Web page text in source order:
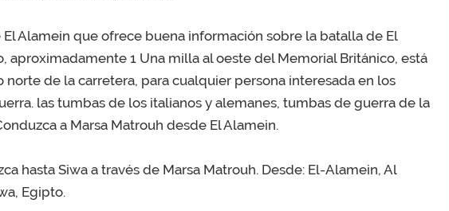
Alamein que ofrece buena información sobre la batalla de El
aproximadamente 1 Una milla al oeste del Memorial Británico, está
norte de la carretera, para cualquier persona interesada en los
las tumbas de los italianos y alemanes, tumbas de guerra de la
a Marsa Matrouh desde El Alamein.
hasta Siwa a través de Marsa Matrouh. Desde: El-Alamein, Al
Egipto.